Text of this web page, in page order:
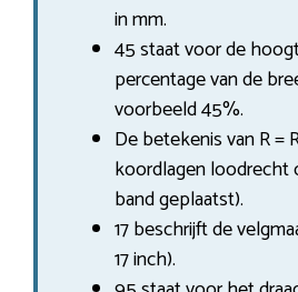
in mm.
45 staat voor de
percentage van de
voorbeeld 45%.
De betekenis van R =
koordlagen loodrecht
band geplaatst).
17 beschrijft de
17 inch).